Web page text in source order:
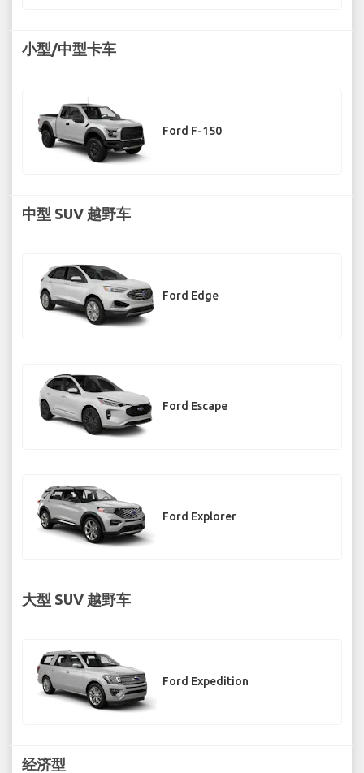
小型/中型卡车
Ford F-150
中型 SUV 越野车
Ford Edge
Ford Escape
Ford Explorer
大型 SUV 越野车
Ford Expedition
经济型